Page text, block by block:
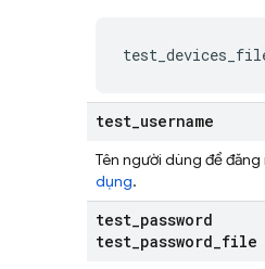
test_username
Tên người dùng để
dụng.
test_password
test_password_file